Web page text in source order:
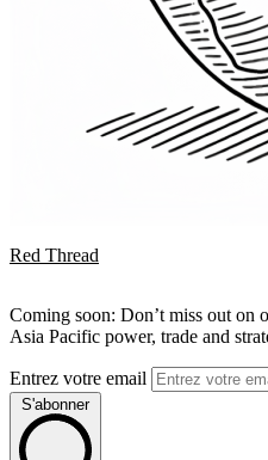
Red Thread
Coming soon: Don’t miss out
Asia Pacific power, trade and
Entrez votre email
S'abonner